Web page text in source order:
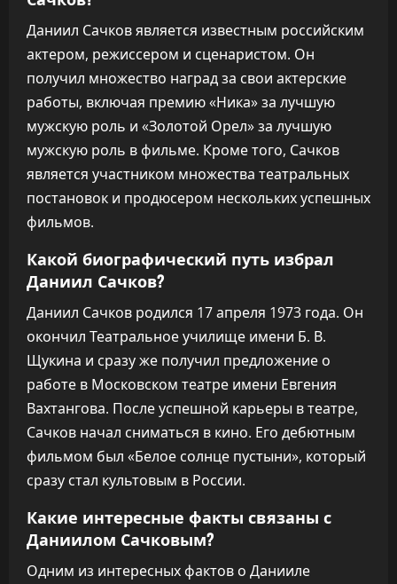
Даниил Сачков является известным российским
актером, режиссером и сценаристом. Он
получил множество наград за свои актерские
работы, включая премию «Ника» за лучшую
мужскую роль и «Золотой Орел» за лучшую
мужскую роль в фильме. Кроме того, Сачков
является участником множества театральных
постановок и продюсером нескольких успешных
фильмов.
Какой биографический путь избрал
Даниил Сачков?
Даниил Сачков родился 17 апреля 1973 года. Он
окончил Театральное училище имени Б. В.
Щукина и сразу же получил предложение о
работе в Московском театре имени Евгения
Вахтангова. После успешной карьеры в театре,
Сачков начал сниматься в кино. Его дебютным
фильмом был «Белое солнце пустыни», который
сразу стал культовым в России.
Какие интересные факты связаны с
Даниилом Сачковым?
Одним из интересных фактов о Данииле